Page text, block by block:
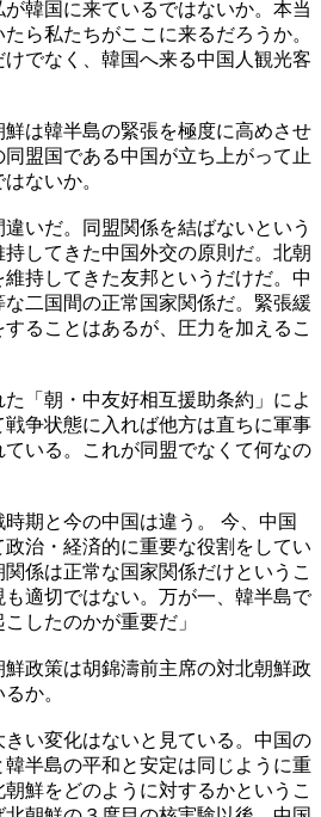
が韓国に来ているではないか。本当
ら私たちがここに来るだろうか。
でなく、韓国へ来る中国人観光客
鮮は韓半島の緊張を極度に高めさせ
盟国である中国が立ち上がって止
ないか。
違いだ。同盟関係を結ばないという
してきた中国外交の原則だ。北朝
持してきた友邦というだけだ。中
二国間の正常国家関係だ。緊張緩
ることはあるが、圧力を加えるこ
「朝・中友好相互援助条約」によ
争状態に入れば他方は直ちに軍事
いる。これが同盟でなくて何なの
時期と今の中国は違う。 今、中国
治・経済的に重要な役割をしてい
係は正常な国家関係だけというこ
適切ではない。万が一、韓半島で
したのかが重要だ」
鮮政策は胡錦濤前主席の対北朝鮮政
か。
きい変化はないと見ている。中国の
半島の平和と安定は同じように重
鮮をどのように対するかというこ